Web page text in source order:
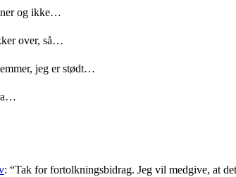
og ikke…
over, så…
jeg er stødt…
: “Tak for fortolkningsbidrag. Jeg vil medgive, at